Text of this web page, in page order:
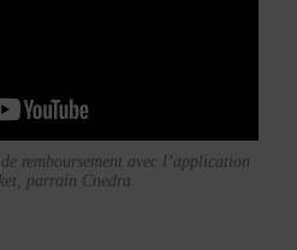
remboursement avec l’application
parrain Cnedra